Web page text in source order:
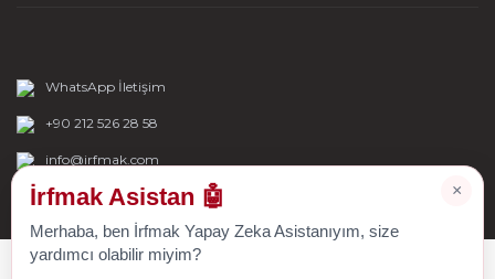
WhatsApp İletişim
+90 212 526 28 58
info@irfmak.com
×
İrfmak Asistan 🤖
Merhaba, ben İrfmak Yapay Zeka Asistanıyım, size
yardımcı olabilir miyim?